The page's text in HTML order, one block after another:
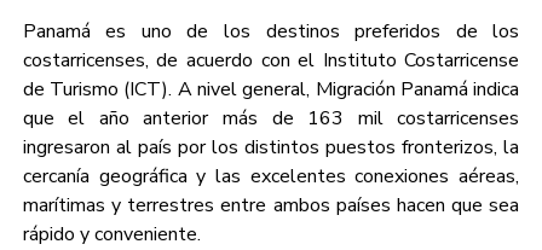
Panamá es uno de los destinos preferidos de los
costarricenses, de acuerdo con el Instituto Costarricense
de Turismo (ICT). A nivel general, Migración Panamá indica
que el año anterior más de 163 mil costarricenses
ingresaron al país por los distintos puestos fronterizos, la
cercanía geográfica y las excelentes conexiones aéreas,
marítimas y terrestres entre ambos países hacen que sea
rápido y conveniente.